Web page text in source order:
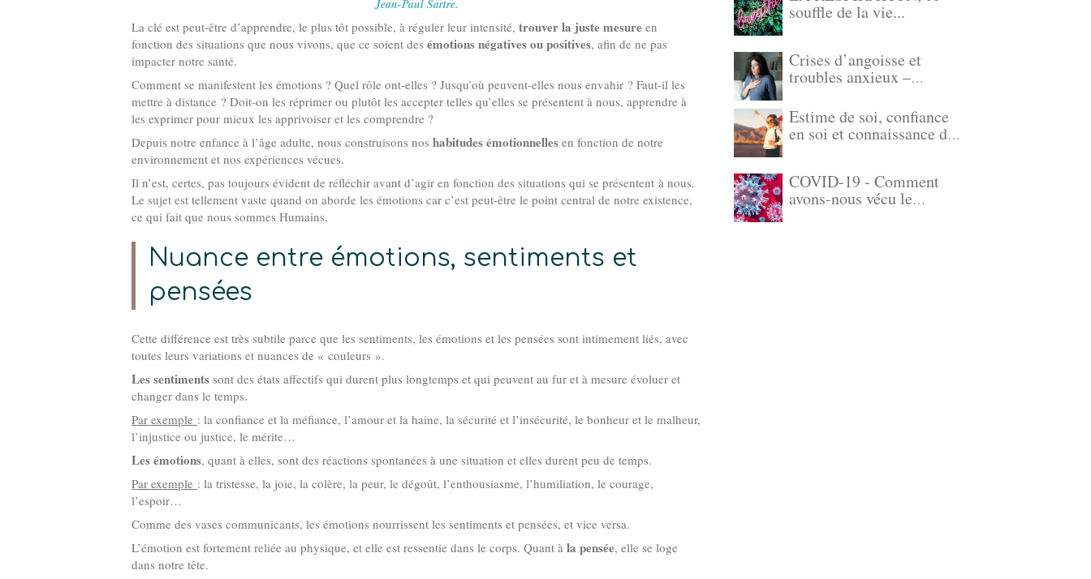
Jean-Paul Sartre.
La clé est peut-être d’apprendre, le plus tôt possible, à réguler leur intensité, trouver la juste mesure en
fonction des situations que nous vivons, que ce soient des émotions négatives ou positives, afin de ne pas
impacter notre santé.
Comment se manifestent les émotions ? Quel rôle ont-elles ? Jusqu’où peuvent-elles nous envahir ? Faut-il les
mettre à distance ? Doit-on les réprimer ou plutôt les accepter telles qu’elles se présentent à nous, apprendre à
les exprimer pour mieux les apprivoiser et les comprendre ?
Depuis notre enfance à l’âge adulte, nous construisons nos habitudes émotionnelles en fonction de notre
environnement et nos expériences vécues.
Il n’est, certes, pas toujours évident de réfléchir avant d’agir en fonction des situations qui se présentent à nous.
Le sujet est tellement vaste quand on aborde les émotions car c’est peut-être le point central de notre existence,
ce qui fait que nous sommes Humains.
Nuance entre émotions, sentiments et
pensées
Cette différence est très subtile parce que les sentiments, les émotions et les pensées sont intimement liés, avec
toutes leurs variations et nuances de « couleurs ».
Les sentiments sont des états affectifs qui durent plus longtemps et qui peuvent au fur et à mesure évoluer et
changer dans le temps.
Par exemple : la confiance et la méfiance, l’amour et la haine, la sécurité et l’insécurité, le bonheur et le malheur,
l’injustice ou justice, le mérite…
Les émotions, quant à elles, sont des réactions spontanées à une situation et elles durent peu de temps.
Par exemple : la tristesse, la joie, la colère, la peur, le dégoût, l’enthousiasme, l’humiliation, le courage,
l’espoir…
Comme des vases communicants, les émotions nourrissent les sentiments et pensées, et vice versa.
L’émotion est fortement reliée au physique, et elle est ressentie dans le corps. Quant à la pensée, elle se loge
dans notre tête.
souffle de la vie...
Crises d’angoisse et
troubles anxieux –
la sophrologie,
l’autohypnose et
l’hypnose
Estime de soi, confiance
en soi et connaissance de
COVID-19 - Comment
avons-nous vécu le